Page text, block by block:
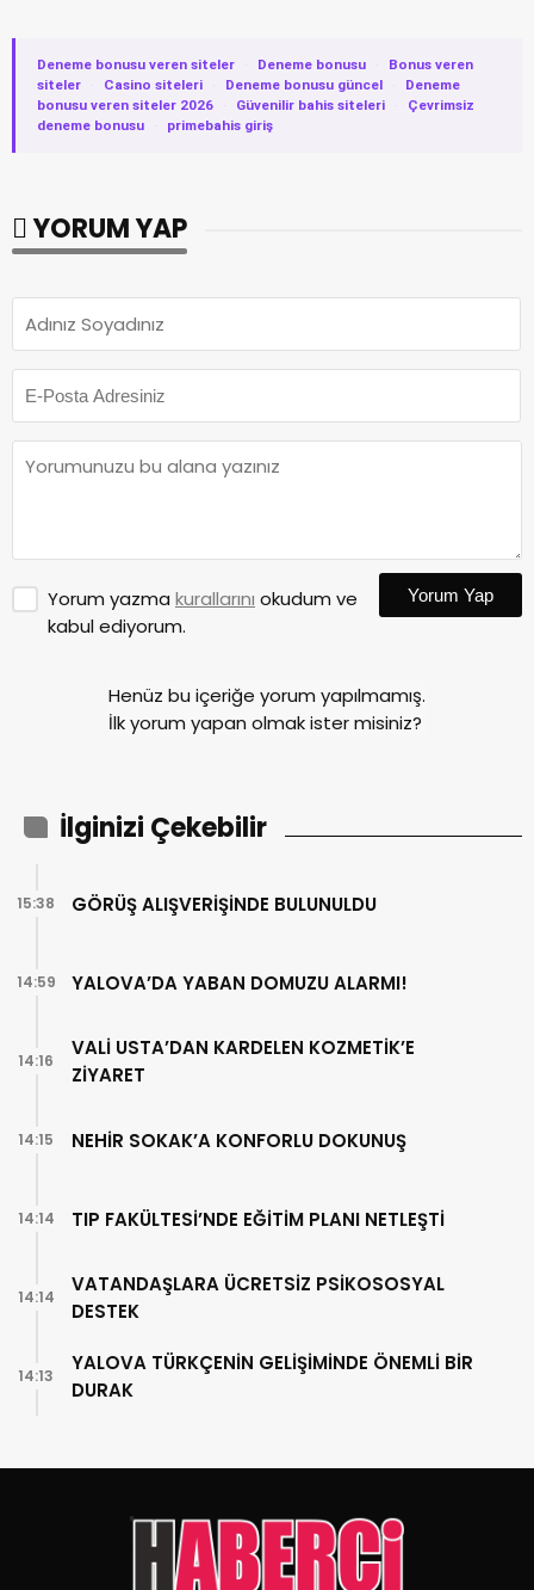
Deneme bonusu veren siteler · Deneme bonusu ·
Bonus veren
siteler
· Casino siteleri · Deneme bonusu güncel ·
Deneme
bonusu veren siteler 2026
· Güvenilir bahis siteleri ·
Çevrimsiz
deneme bonusu
· primebahis giriş
YORUM YAP
Yorum yazma kurallarını okudum ve
kabul ediyorum.
Yorum Yap
Henüz bu içeriğe yorum yapılmamış.
İlk yorum yapan olmak ister misiniz?
İlginizi Çekebilir
GÖRÜŞ ALIŞVERİŞİNDE BULUNULDU
15:38
YALOVA’DA YABAN DOMUZU ALARMI!
14:59
VALİ USTA’DAN KARDELEN KOZMETİK’E
ZİYARET
14:16
NEHİR SOKAK’A KONFORLU DOKUNUŞ
14:15
TIP FAKÜLTESİ’NDE EĞİTİM PLANI NETLEŞTİ
14:14
VATANDAŞLARA ÜCRETSİZ PSİKOSOSYAL
DESTEK
14:14
YALOVA TÜRKÇENİN GELİŞİMİNDE ÖNEMLİ BİR
DURAK
14:13